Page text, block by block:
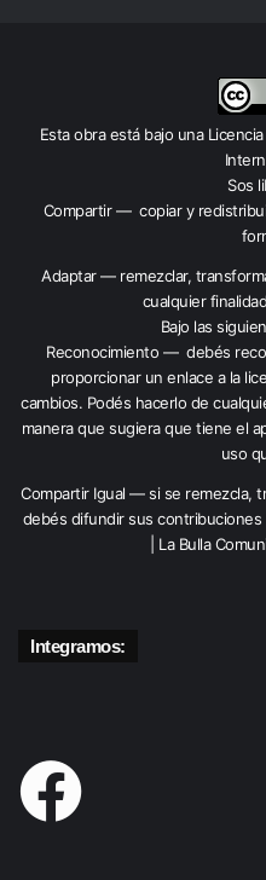
Esta obra está bajo una
Sos
Compartir — copiar y
Adaptar — remezclar,
cualquier
Bajo las
Reconocimiento — debés
proporcionar un enlace a la
cambios. Podés hacerlo de
manera que sugiera que tiene el
uso
Compartir Igual — si se remezcla,
debés difundir sus contribuciones
| La Bulla
Integramos: